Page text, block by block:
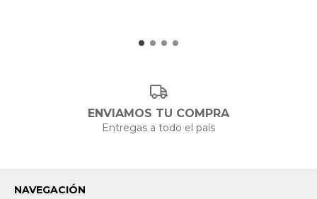
ENVIAMOS TU COMPRA
Entregas a todo el país
NAVEGACIÓN